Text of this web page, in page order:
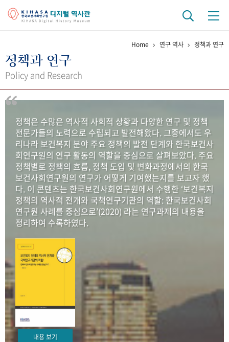
걸어온 길 기관 변천사
연구 역사
정책과 연구 키워드로 보는 연구 역사
연구자들
간행물 변천사
기록물 아카이브
사진 아카이브 문서 기록물 행정박물 영상 기록물
50+1주년 기념
성과 50선 숫자로 보는 50년
세계와 함께 한 KIHASA
VR 역사관
Home 연구 역사 정책과 연구
정책과 연구
Policy and Research
정책은 수많은 역사적 사회적 상황과 다양한 연구 및 정책
전문가들의 노력으로 수립되고 발전해왔다. 그중에서도 우
리나라 보건복지 분야 주요 정책의 발전 단계와 한국보건사
회연구원의 연구 활동의 역할을 중심으로 살펴보았다. 주요
정책별로 정책의 흐름, 정책 도입 및 변화과정에서의 한국
보건사회연구원의 연구가 어떻게 기여했는지를 보고자 했
다. 이 콘텐츠는 한국보건사회연구원에서 수행한 ‘보건복지
정책의 역사적 전개와 국책연구기관의 역할: 한국보건사회
연구원 사례를 중심으로’(2020) 라는 연구과제의 내용을
정리하여 수록하였다.
내용 보기